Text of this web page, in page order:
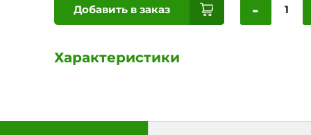
Добавить в заказ -
Характеристики